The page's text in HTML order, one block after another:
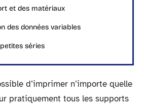
et des matériaux
des données variables
séries
d’imprimer n’importe quelle
pratiquement tous les supports